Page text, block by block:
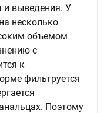
и выведения. У
несколько
объемом
с
к
фильтруется
Поэтому